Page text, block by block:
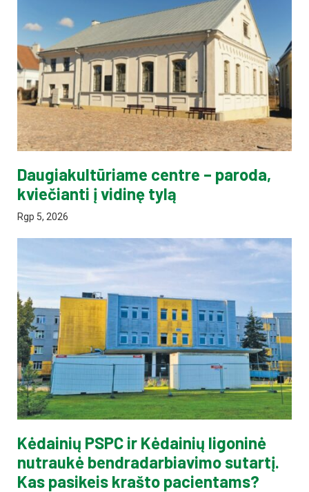
Daugiakultūriame centre – paroda,
kviečianti į vidinę tylą
Rgp 5, 2026
Kėdainių PSPC ir Kėdainių ligoninė
nutraukė bendradarbiavimo sutartį.
Kas pasikeis krašto pacientams?